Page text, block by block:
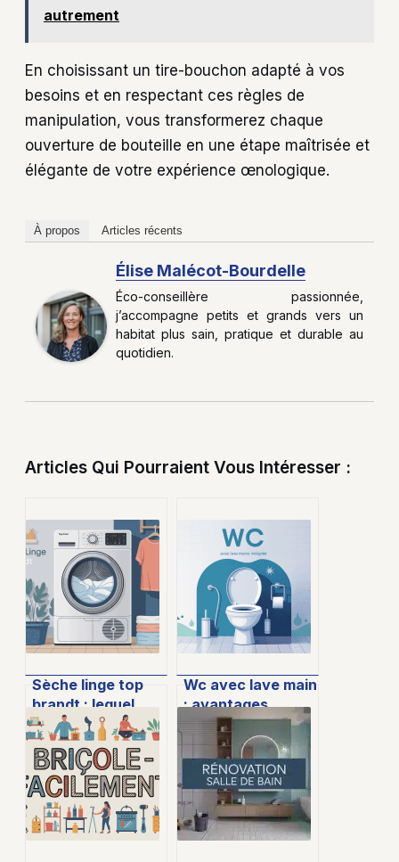
autrement
En choisissant un tire-bouchon adapté à vos
besoins et en respectant ces règles de
manipulation, vous transformerez chaque
ouverture de bouteille en une étape maîtrisée et
élégante de votre expérience œnologique.
À propos Articles récents
Élise Malécot-Bourdelle
Éco-conseillère passionnée,
j’accompagne petits et grands vers un
habitat plus sain, pratique et durable au
quotidien.
Articles Qui Pourraient Vous Intéresser :
Sèche linge top
brandt : lequel
choisir et
comment bien
l’utiliser
Wc avec lave main
: avantages,
inconvénients et
conseils avant de
vous lancer